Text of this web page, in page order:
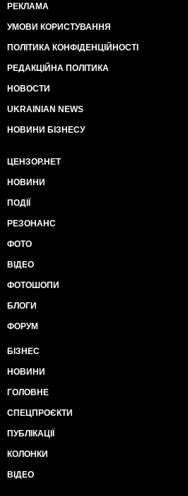
РЕКЛАМА
УМОВИ КОРИСТУВАННЯ
ПОЛІТИКА КОНФІДЕНЦІЙНОСТІ
РЕДАКЦІЙНА ПОЛІТИКА
НОВОСТИ
UKRAINIAN NEWS
НОВИНИ БІЗНЕСУ
ЦЕНЗОР.НЕТ
НОВИНИ
ПОДІЇ
РЕЗОНАНС
ФОТО
ВІДЕО
ФОТОШОПИ
БЛОГИ
ФОРУМ
БІЗНЕС
НОВИНИ
ГОЛОВНЕ
СПЕЦПРОЄКТИ
ПУБЛІКАЦІЇ
КОЛОНКИ
ВІДЕО